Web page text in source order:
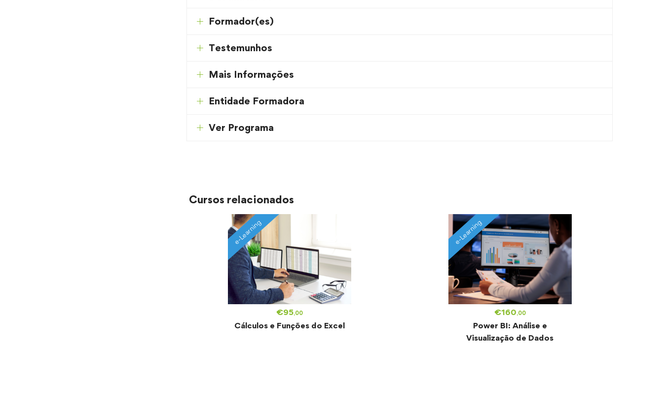
Formador(es)
Testemunhos
Mais Informações
Entidade Formadora
Ver Programa
Cursos relacionados
€95,00
e-Learning
Cálculos e Funções do Excel
€160,00
e-Learning
Power BI: Análise e
Visualização de Dados